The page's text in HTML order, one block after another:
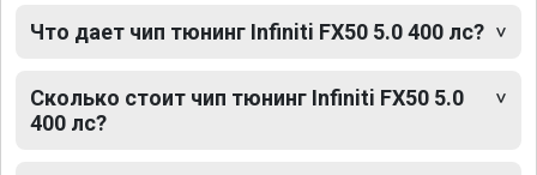
Что дает чип тюнинг Infiniti FX50 5.0 400 лс?
Сколько стоит чип тюнинг Infiniti FX50 5.0
400 лс?